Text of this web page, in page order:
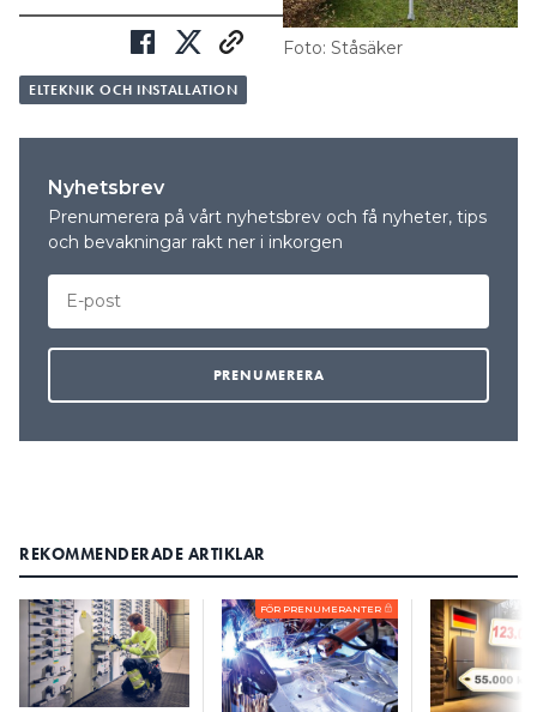
Foto: Ståsäker
ELTEKNIK OCH INSTALLATION
Nyhetsbrev
Prenumerera på vårt nyhetsbrev och få nyheter, tips
och bevakningar rakt ner i inkorgen
REKOMMENDERADE ARTIKLAR
FÖR PRENUMERANTER